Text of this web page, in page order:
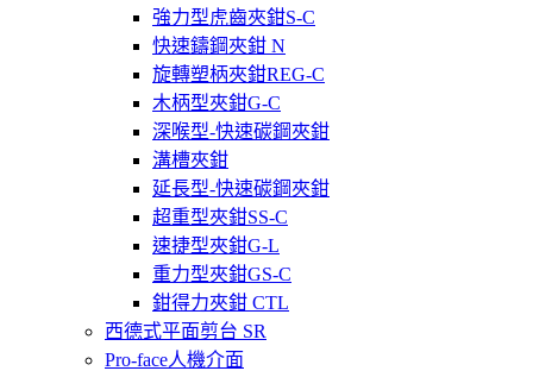
強力型虎齒夾鉗S-C
快速鑄鋼夾鉗 N
旋轉塑柄夾鉗REG-C
木柄型夾鉗G-C
深喉型-快速碳鋼夾鉗
溝槽夾鉗
延長型-快速碳鋼夾鉗
超重型夾鉗SS-C
速捷型夾鉗G-L
重力型夾鉗GS-C
鉗得力夾鉗 CTL
西德式平面剪台 SR
Pro-face人機介面